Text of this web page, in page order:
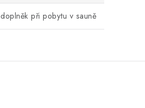
doplněk při pobytu v sauně